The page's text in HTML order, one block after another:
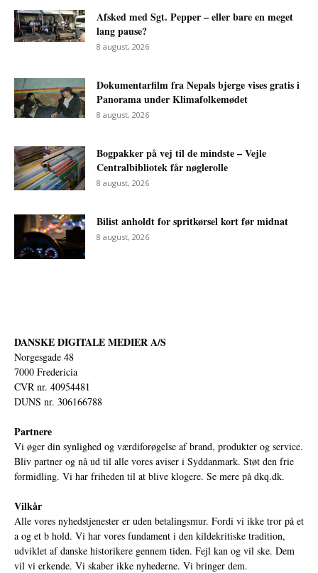
Afsked med Sgt. Pepper – eller bare en meget
lang pause?
8 august, 2026
Dokumentarfilm fra Nepals bjerge vises gratis i
Panorama under Klimafolkemødet
8 august, 2026
Bogpakker på vej til de mindste – Vejle
Centralbibliotek får nøglerolle
8 august, 2026
Bilist anholdt for spritkørsel kort før midnat
8 august, 2026
DANSKE DIGITALE MEDIER A/S
Norgesgade 48
7000 Fredericia
CVR nr. 40954481
DUNS nr. 306166788
Partnere
Vi øger din synlighed og værdiforøgelse af brand, produkter og service.
Bliv partner og nå ud til alle vores aviser i Syddanmark. Støt den frie
formidling. Vi har friheden til at blive klogere. Se mere på dkq.dk.
Vilkår
Alle vores nyhedstjenester er uden betalingsmur. Fordi vi ikke tror på et
a og et b hold. Vi har vores fundament i den kildekritiske tradition,
udviklet af danske historikere gennem tiden. Fejl kan og vil ske. Dem
vil vi erkende. Vi skaber ikke nyhederne. Vi bringer dem.